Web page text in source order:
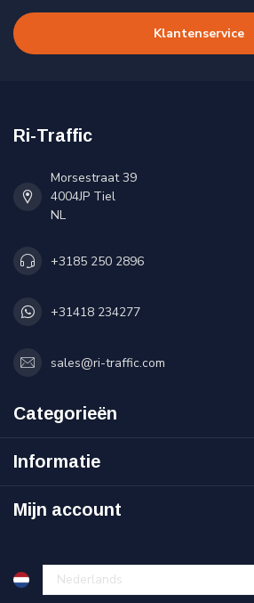
Klantenservice
Ri-Traffic
Morsestraat 39
4004JP Tiel
NL
+3185 250 2896
+31418 234277
sales@ri-traffic.com
Categorieën
Informatie
Mijn account